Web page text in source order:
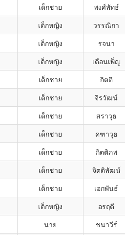
เด็กชาย พงศ์พัทธ์
เด็กหญิง วรรณิกา
เด็กหญิง รจนา
เด็กหญิง เดือนเพ็ญ
เด็กชาย กิตติ
เด็กชาย จิรวัฒน์
เด็กชาย สราวุธ
เด็กชาย คฑาวุธ
เด็กชาย กิตติภพ
เด็กชาย จิตติพัฒน์
เด็กชาย เอกพันธ์
เด็กหญิง อรฤดี
นาย ชนาวีร์